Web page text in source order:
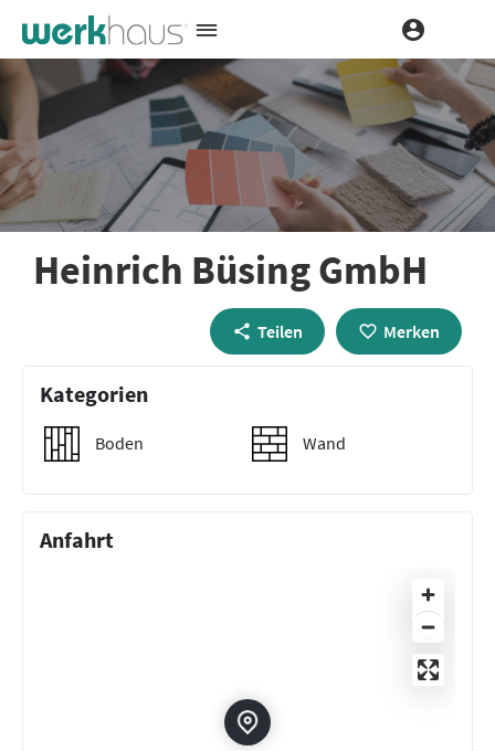
Heinrich Büsing GmbH
Teilen Merken
Kategorien
Boden Wand
Anfahrt